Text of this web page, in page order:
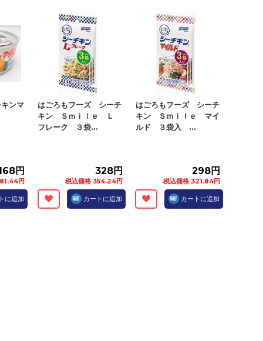
ンマ
円
円
に追加
はごろもフーズ シーチ
キン Ｓｍｉｌｅ Ｌ
フレーク ３袋...
328円
税込価格 354.24円
カートに追加
はごろもフーズ シーチ
キン Ｓｍｉｌｅ マイ
ルド ３袋入 ...
298円
税込価格 321.84円
カートに追加